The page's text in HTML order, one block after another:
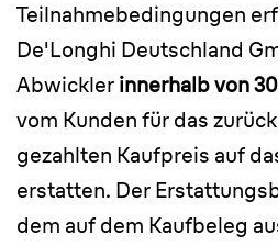
Teilnahmebedingungen
De'Longhi Deutschland
Abwickler innerhalb von
vom Kunden für das
gezahlten Kaufpreis auf
erstatten. Der
dem auf dem Kaufbeleg